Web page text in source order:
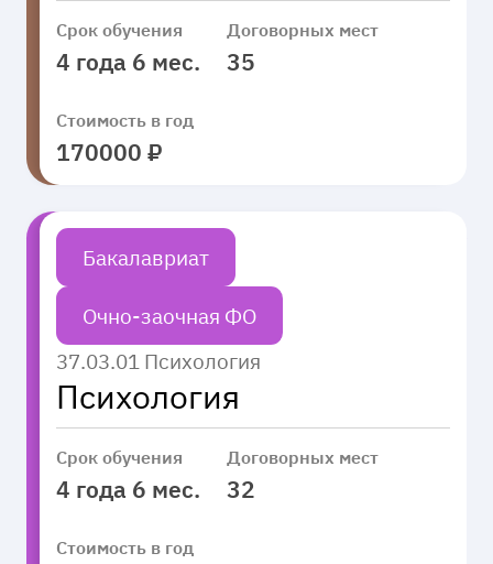
Срок обучения
4 года 6 мес.
Договорных мест
35
Стоимость в год
170000 ₽
Бакалавриат
Очно-заочная ФО
37.03.01 Психология
Психология
Срок обучения
4 года 6 мес.
Договорных мест
32
Стоимость в год